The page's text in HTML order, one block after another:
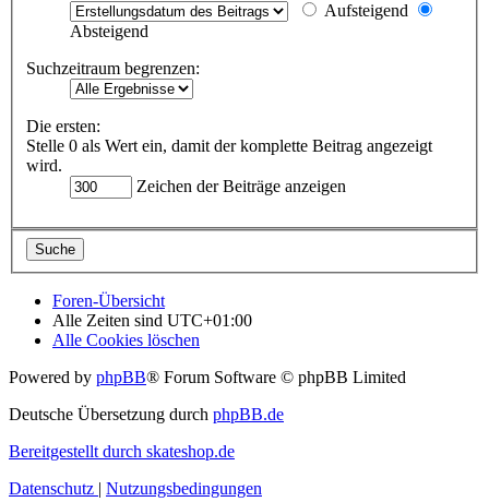
Aufsteigend
Absteigend
Suchzeitraum begrenzen:
Die ersten:
Stelle 0 als Wert ein, damit der komplette Beitrag angezeigt
wird.
Zeichen der Beiträge anzeigen
Foren-Übersicht
Alle Zeiten sind UTC+01:00
Alle Cookies löschen
Powered by phpBB® Forum Software © phpBB Limited
Deutsche Übersetzung durch phpBB.de
Bereitgestellt durch skateshop.de
Datenschutz | Nutzungsbedingungen